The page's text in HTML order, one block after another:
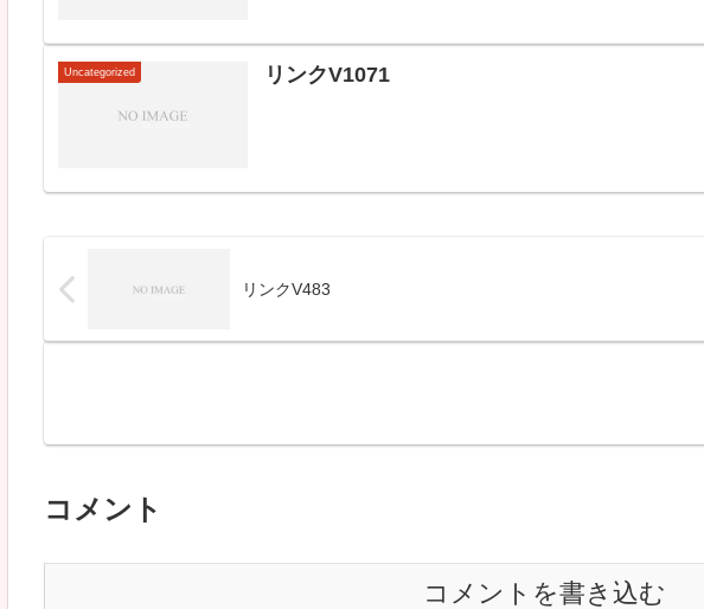
Uncategorized リンクV1071
リンクV483
コメント
コメントを書き込む